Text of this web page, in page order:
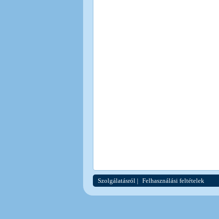
Szolgálatásról | Felhasználási feltételek